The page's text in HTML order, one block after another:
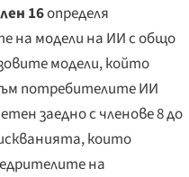
16определя
на модели на ИИ с общо
модели, който
потребителите ИИ
заедно с членове 8 до
които
на